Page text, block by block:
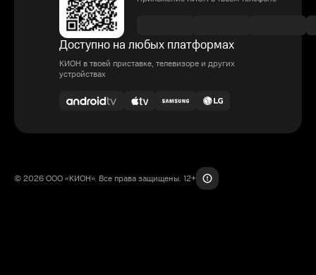
Доступно на любых платформах
КИОН в твоей приставке, телевизоре и других
устройствах
© 2026 ООО «КИОН». Все права защищены. 12+